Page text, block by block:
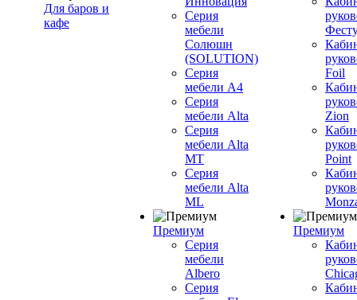
Для баров и
кафе
Серия
мебели
Солюшн
(SOLUTION)
Серия
мебели A4
Серия
мебели Alta
Серия
мебели Alta
MT
Серия
мебели Alta
ML
Премиум
Серия
мебели
Albero
Серия
Foil
Zion
Point
Премиум